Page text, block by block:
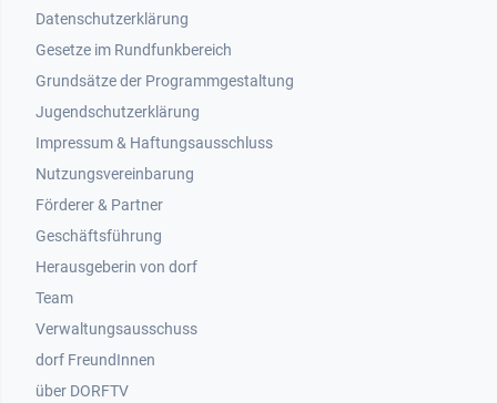
Datenschutzerklärung
Gesetze im Rundfunkbereich
Grundsätze der Programmgestaltung
Jugendschutzerklärung
Impressum & Haftungsausschluss
Nutzungsvereinbarung
Footer 2
Förderer & Partner
Geschäftsführung
Herausgeberin von dorf
Team
Verwaltungsausschuss
dorf FreundInnen
Footer 3
über DORFTV